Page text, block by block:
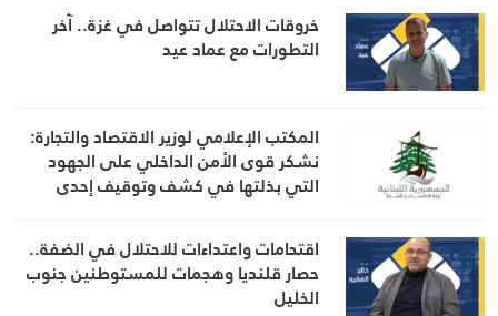
خروقات الاحتلال تتواصل في غزة.. آخر
التطورات مع عماد عيد
المكتب الإعلامي لوزير الاقتصاد والتجارة:
نشكر قوى الأمن الداخلي على الجهود
التي بذلتها في كشف وتوقيف إحدى
الوزارة
اقتحامات واعتداءات للاحتلال في الضفة..
حصار قلنديا وهجمات للمستوطنين جنوب
الخليل